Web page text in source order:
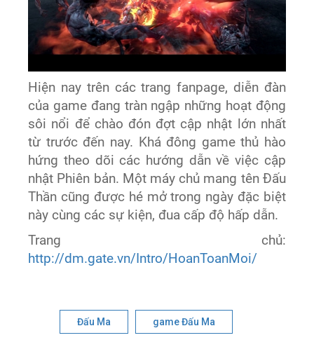
Hiện nay trên các trang fanpage, diễn đàn
của game đang tràn ngập những hoạt động
sôi nổi để chào đón đợt cập nhật lớn nhất
từ trước đến nay. Khá đông game thủ hào
hứng theo dõi các hướng dẫn về việc cập
nhật Phiên bản. Một máy chủ mang tên Đấu
Thần cũng được hé mở trong ngày đặc biệt
này cùng các sự kiện, đua cấp độ hấp dẫn.
Trang chủ:
http://dm.gate.vn/Intro/HoanToanMoi/
Đấu Ma game Đấu Ma